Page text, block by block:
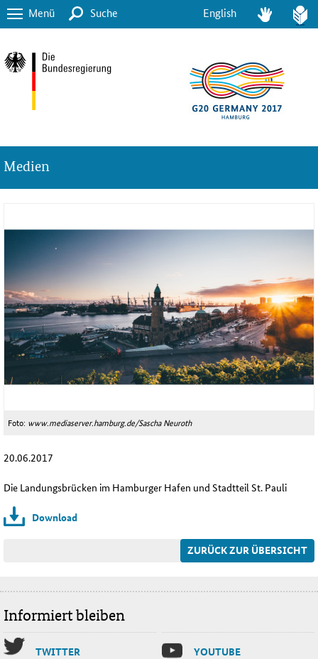
Menü Suche English
Medien
Foto: www.mediaserver.hamburg.de/Sascha Neuroth
20.06.2017
Die Landungsbrücken im Hamburger Hafen und Stadtteil St. Pauli
Download
ZURÜCK ZUR ÜBERSICHT
Informiert bleiben
TWIT­TER YOU­TU­BE